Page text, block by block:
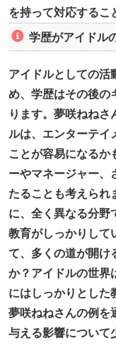
を持って対応するこ
学歴がアイドル
アイドルとしての活
め、学歴はその後の
ります。夢咲ねねさ
ルは、エンターテイ
ことが容易になるか
ーやマネージャー、
たることも考えられ
に、全く異なる分野
教育がしっかりして
て、多くの道が開け
か？アイドルの世界
にはしっかりとした
夢咲ねねさんの例を
与える影響について